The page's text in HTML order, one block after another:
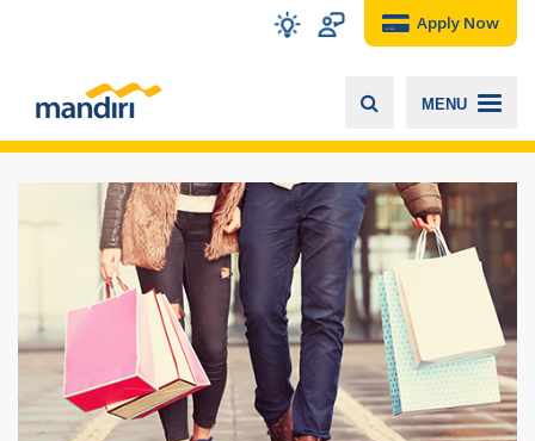
Apply Now
MENU